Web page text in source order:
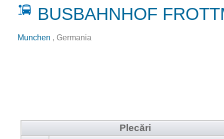
BUSBAHNHOF
Munchen , Germania
Plecări